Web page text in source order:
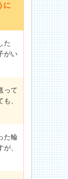
に
た
がい
って
、
た輪
、